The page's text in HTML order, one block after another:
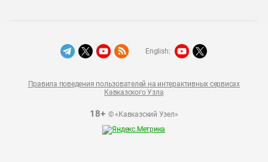
18+© «Кавказский Узел»
Правила поведения пользователей на интерактивных сервисах
Кавказского Узла
English: